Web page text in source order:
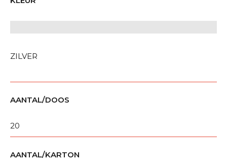
ZILVER
AANTAL/DOOS
20
AANTAL/KARTON